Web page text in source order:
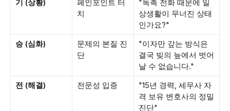
기 (상황)
페인포인트 터
치
"독촉 전화 때문에 일
상생활이 무너진 상태
인가요?"
승 (심화)
문제의 본질 진
단
"이자만 갚는 방식은
결국 빚의 늪에서 벗어
날 수 없습니다."
전 (해결)
전문성 입증
"15년 경력, 세무사 자
격 보유 변호사의 정밀
진단"